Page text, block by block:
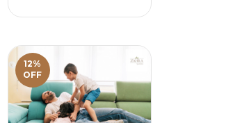
12%
OFF